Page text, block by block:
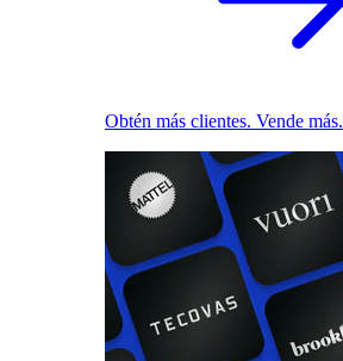
Obtén más clientes. Vende más.